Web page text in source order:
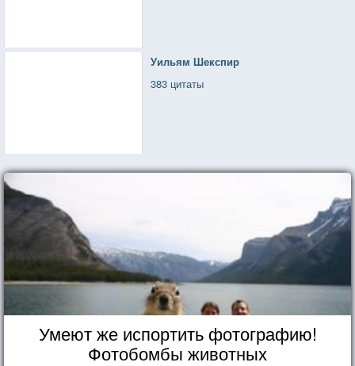
Уильям Шекспир
383 цитаты
Умеют же испортить фотографию!
Фотобомбы животных